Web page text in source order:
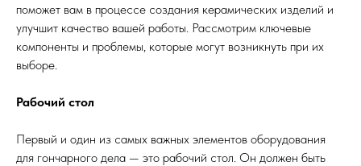
поможет вам в процессе создания керамических изделий и
улучшит качество вашей работы. Рассмотрим ключевые
компоненты и проблемы, которые могут возникнуть при их
выборе.
Рабочий стол
Первый и один из самых важных элементов оборудования
для гончарного дела — это рабочий стол. Он должен быть